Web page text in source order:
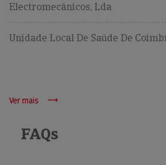
Electromecânicos, Lda
Unidade Local De Saúde De
Ver mais
FAQs